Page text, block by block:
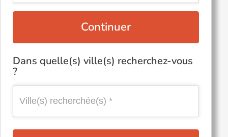
Continuer
Dans quelle(s) ville(s) recherchez-vous
?